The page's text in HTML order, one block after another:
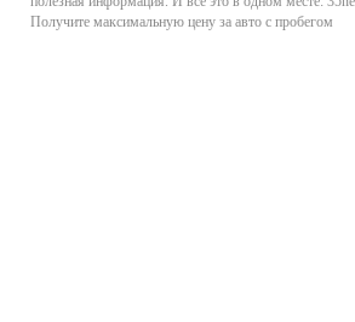
Получите максимальную цену за авто с пробегом